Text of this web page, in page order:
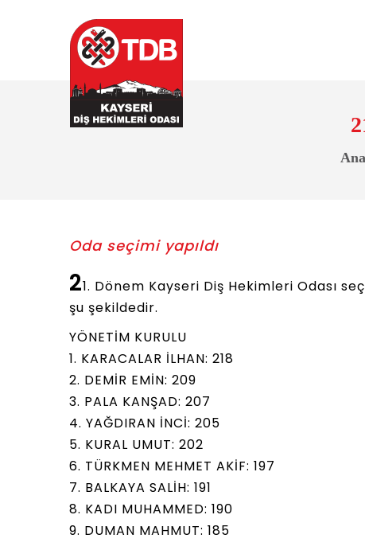
Oda seçimi yapıldı
21. Dönem Kayseri Diş Hekimleri Odası
şu şekildedir.
YÖNETİM KURULU
1. KARACALAR İLHAN: 218
2. DEMİR EMİN: 209
3. PALA KANŞAD: 207
4. YAĞDIRAN İNCİ: 205
5. KURAL UMUT: 202
6. TÜRKMEN MEHMET AKİF: 197
7. BALKAYA SALİH: 191
8. KADI MUHAMMED: 190
9. DUMAN MAHMUT: 185